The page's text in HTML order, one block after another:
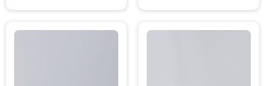
價
NT$11,000。
價
NT$9,800。